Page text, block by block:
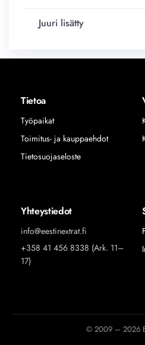
Juuri lisätty
Tietoa
Työpaikat
Toimitus- ja kauppaehdot
Tietosuojaseloste
Yhteystiedot
info@eestinextrat.fi
+358 41 456 8338 (Ark. 11–
17)
© 2009 – 2026